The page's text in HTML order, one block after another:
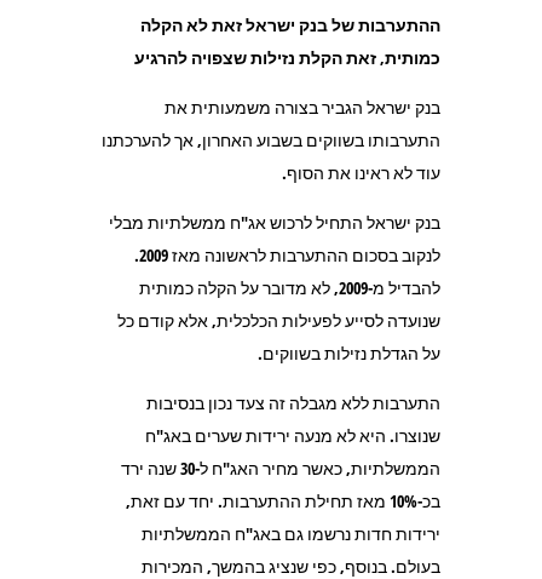
ההתערבות של בנק ישראל זאת לא הקלה
כמותית, זאת הקלת נזילות שצפויה להרגיע
בנק ישראל הגביר בצורה משמעותית את
התערבותו בשווקים בשבוע האחרון, אך להערכתנו
עוד לא ראינו את הסוף.
בנק ישראל התחיל לרכוש אג"ח ממשלתיות מבלי
לנקוב בסכום ההתערבות לראשונה מאז 2009.
להבדיל מ-2009, לא מדובר על הקלה כמותית
שנועדה לסייע לפעילות הכלכלית, אלא קודם כל
על הגדלת נזילות בשווקים.
התערבות ללא מגבלה זה צעד נכון בנסיבות
שנוצרו. היא לא מנעה ירידות שערים באג"ח
הממשלתיות, כאשר מחיר האג"ח ל-30 שנה ירד
בכ-10% מאז תחילת ההתערבות. יחד עם זאת,
ירידות חדות נרשמו גם באג"ח הממשלתיות
בעולם. בנוסף, כפי שנציג בהמשך, המכירות